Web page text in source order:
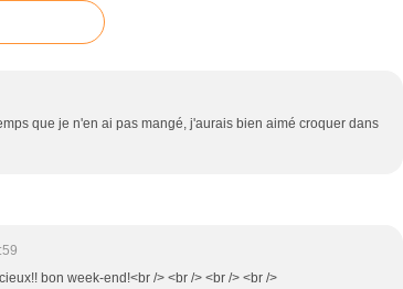
que je n'en ai pas mangé, j'aurais bien aimé croquer dans
bon week-end!<br /> <br /> <br /> <br />